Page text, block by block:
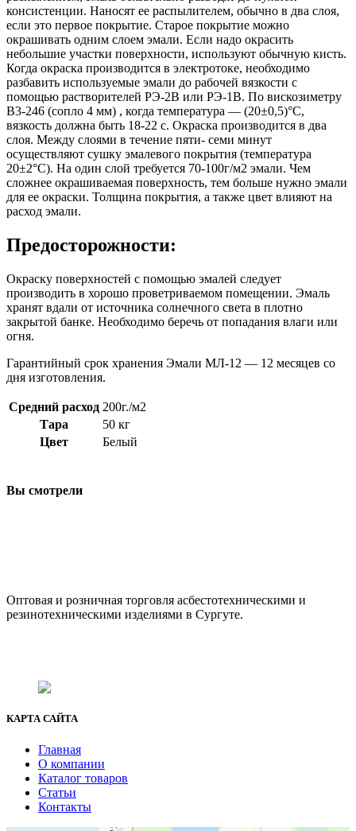
консистенции. Наносят ее распылителем, обычно в два слоя,
если это первое покрытие. Старое покрытие можно
окрашивать одним слоем эмали. Если надо окрасить
небольшие участки поверхности, используют обычную кисть.
Когда окраска производится в электротоке, необходимо
разбавить используемые эмали до рабочей вязкости с
помощью растворителей РЭ-2В или РЭ-1В. По вискозиметру
В3-246 (сопло 4 мм) , когда температура — (20±0,5)°С,
вязкость должна быть 18-22 с. Окраска производится в два
слоя. Между слоями в течение пяти- семи минут
осуществляют сушку эмалевого покрытия (температура
20±2°С). На один слой требуется 70-100г/м2 эмали. Чем
сложнее окрашиваемая поверхность, тем больше нужно эмали
для ее окраски. Толщина покрытия, а также цвет влияют на
расход эмали.
Предосторожности:
Окраску поверхностей с помощью эмалей следует
производить в хорошо проветриваемом помещении. Эмаль
хранят вдали от источника солнечного света в плотно
закрытой банке. Необходимо беречь от попадания влаги или
огня.
Гарантийный срок хранения Эмали МЛ-12 — 12 месяцев со
дня изготовления.
Средний расход 200г./м2
Тара
50 кг
Цвет
Белый
Вы смотрели
Оптовая и розничная торговля асбестотехническими и
резинотехническими изделиями в Сургуте.
КАРТА САЙТА
Главная
О компании
Каталог товаров
Статьи
Контакты